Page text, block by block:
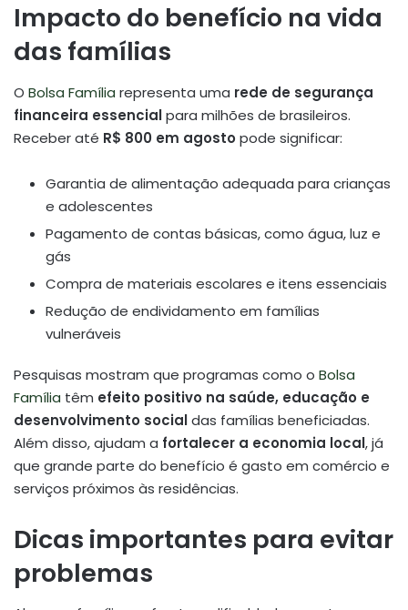
Impacto do benefício na vida
das famílias
O Bolsa Família representa uma rede de segurança
financeira essencialpara milhões de brasileiros.
Receber até R$ 800 em agosto pode significar:
Garantia de alimentação adequada para crianças
e adolescentes
Pagamento de contas básicas, como água, luz e
gás
Compra de materiais escolares e itens essenciais
Redução de endividamento em famílias
vulneráveis
Pesquisas mostram que programas como o Bolsa
Família têm efeito positivo na saúde, educação e
desenvolvimento socialdas famílias beneficiadas.
Além disso, ajudam a fortalecer a economia local, já
que grande parte do benefício é gasto em comércio e
serviços próximos às residências.
Dicas importantes para evitar
problemas